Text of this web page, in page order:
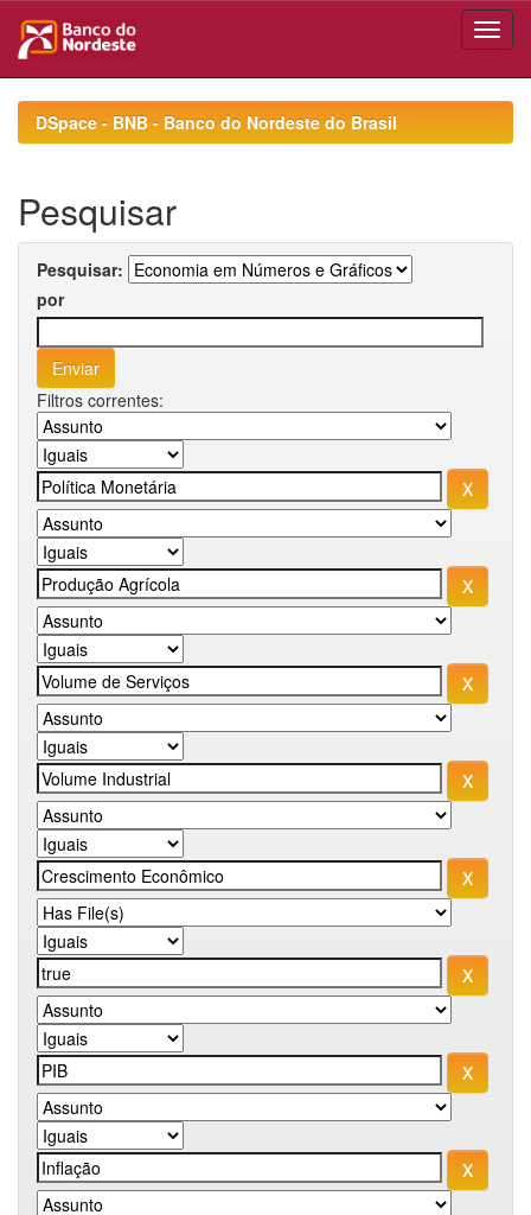
navigationDSpace - BNB - Banco do Nordeste do Brasil
Pesquisar
Pesquisar:
por
Filtros correntes: